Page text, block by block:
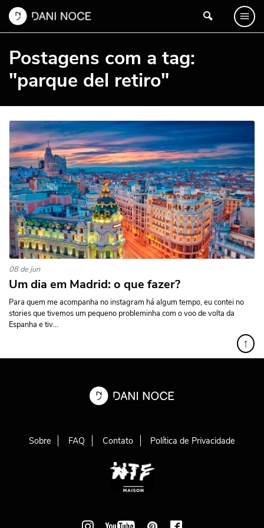
Postagens com a tag:
"parque del retiro"
08 de jun
Um dia em Madrid: o que fazer?
Para quem me acompanha no instagram há algum tempo, eu contei no
stories que tivemos um pequeno probleminha com o voo de volta da
Espanha e tiv...
↑
Sobre FAQ Contato Política de Privacidade